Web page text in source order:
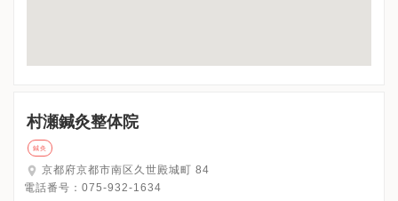
村瀬鍼灸整体院
鍼灸
京都府京都市南区久世殿城町 84
電話番号： 075-932-1634